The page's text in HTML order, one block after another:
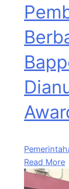
Read More